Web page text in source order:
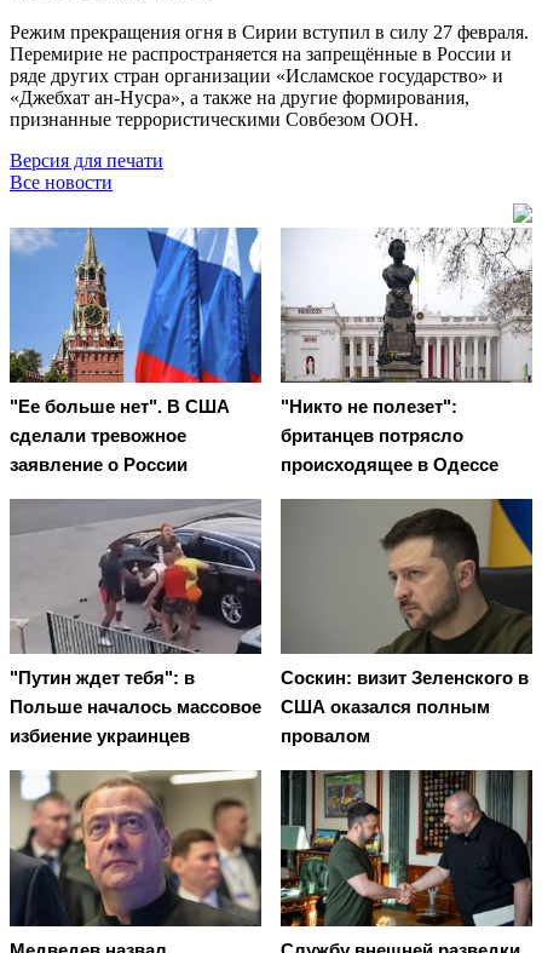
Режим прекращения огня в Сирии вступил в силу 27 февраля.
Перемирие не распространяется на запрещённые в России и
ряде других стран организации «Исламское государство» и
«Джебхат ан-Нусра», а также на другие формирования,
признанные террористическими Совбезом ООН.
Версия для печати
Все новости
"Ее больше нет". В США
сделали тревожное
заявление о России
"Никто не полезет":
британцев потрясло
происходящее в Одессе
"Путин ждет тебя": в
Польше началось массовое
избиение украинцев
Соскин: визит Зеленского в
США оказался полным
провалом